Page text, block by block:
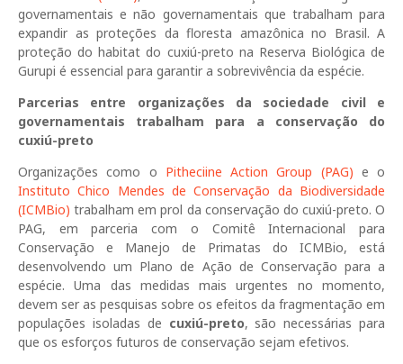
governamentais e não governamentais que trabalham para
expandir as proteções da floresta amazônica no Brasil. A
proteção do habitat do cuxiú-preto na Reserva Biológica de
Gurupi é essencial para garantir a sobrevivência da espécie.
Parcerias entre organizações da sociedade civil e
governamentais trabalham para a conservação do
cuxiú-preto
Organizações como o Pitheciine Action Group (PAG) e o
Instituto Chico Mendes de Conservação da Biodiversidade
(ICMBio) trabalham em prol da conservação do cuxiú-preto. O
PAG, em parceria com o Comitê Internacional para
Conservação e Manejo de Primatas do ICMBio, está
desenvolvendo um Plano de Ação de Conservação para a
espécie. Uma das medidas mais urgentes no momento,
devem ser as pesquisas sobre os efeitos da fragmentação em
populações isoladas de cuxiú-preto, são necessárias para
que os esforços futuros de conservação sejam efetivos.